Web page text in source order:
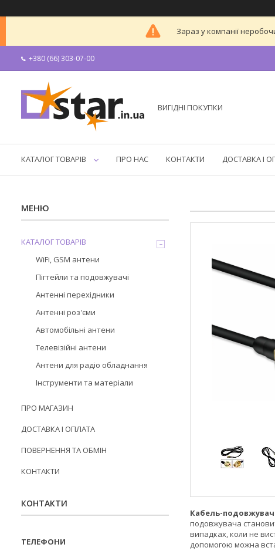
Зараз у компанії
+380 (66) 303-07-00
ВИГІДНІ ПОКУПКИ
КАТАЛОГ ТОВАРІВ ПРО НАС КОНТАКТИ ДОСТАВКА І
Кабель-
подовжувача
випадках, коли не
допомогою можна
КАТАЛОГ ТОВАРІВ
WiFi, GSM антени
Пігтейли та подовжувачі
Антенні перехідники
Антенні роз'єми
Автомобільні антени
Телевізійні антени
Антени для радіо обладнання
Інструменти та матеріали
ПРО МАГАЗИН
ДОСТАВКА І ОПЛАТА
ПОВЕРНЕННЯ ТА ОБМІН
КОНТАКТИ
КОНТАКТИ